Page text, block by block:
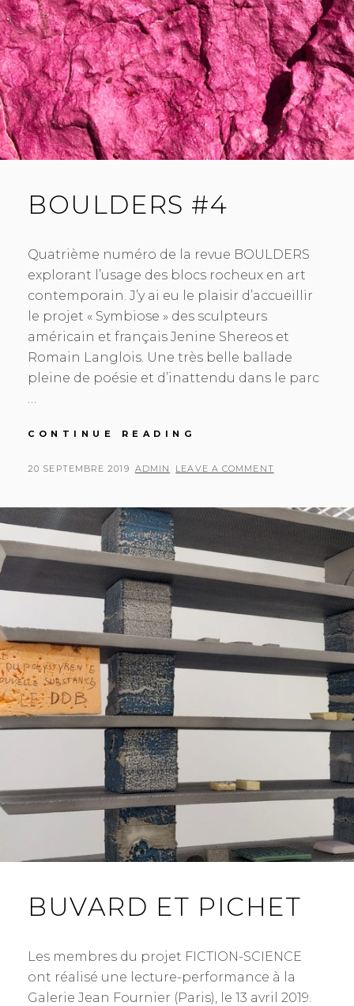
BOULDERS #4
Quatrième numéro de la revue BOULDERS
explorant l’usage des blocs rocheux en art
contemporain. J’y ai eu le plaisir d’accueillir
le projet « Symbiose » des sculpteurs
américain et français Jenine Shereos et
Romain Langlois. Une très belle ballade
pleine de poésie et d’inattendu dans le parc
…
CONTINUE READING
POSTED
20 SEPTEMBRE 2019 BY
ADMIN LEAVE A COMMENT
BUVARD ET PICHET
Les membres du projet FICTION-SCIENCE
ont réalisé une lecture-performance à la
Galerie Jean Fournier (Paris), le 13 avril 2019.